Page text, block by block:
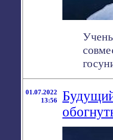
01.07.2022
13:56